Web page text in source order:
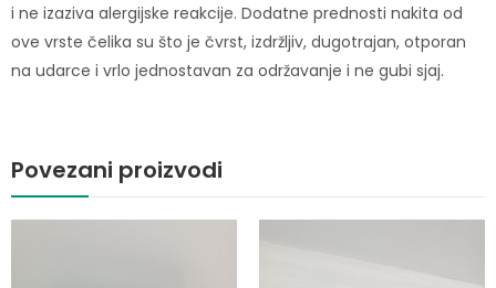
i ne izaziva alergijske reakcije. Dodatne prednosti nakita od
ove vrste čelika su što je čvrst, izdržljiv, dugotrajan, otporan
na udarce i vrlo jednostavan za održavanje i ne gubi sjaj.
Povezani proizvodi